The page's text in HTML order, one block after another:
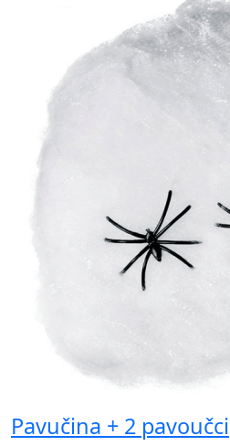
Pavučina + 2 pavoučci